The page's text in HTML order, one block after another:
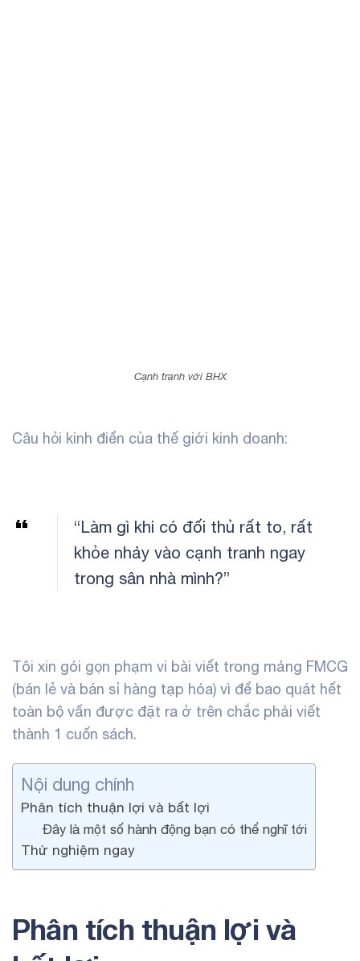
Cạnh tranh với BHX
Câu hỏi kinh điển của thế giới kinh doanh:
“Làm gì khi có đối thủ rất to, rất
khỏe nhảy vào cạnh tranh ngay
trong sân nhà mình?”
Tôi xin gói gọn phạm vi bài viết trong mảng FMCG
(bán lẻ và bán sỉ hàng tạp hóa) vì để bao quát hết
toàn bộ vấn được đặt ra ở trên chắc phải viết
thành 1 cuốn sách.
Nội dung chính
Phân tích thuận lợi và bất lợi
Đây là một số hành động bạn có thể nghĩ tới
Thử nghiệm ngay
Phân tích thuận lợi và